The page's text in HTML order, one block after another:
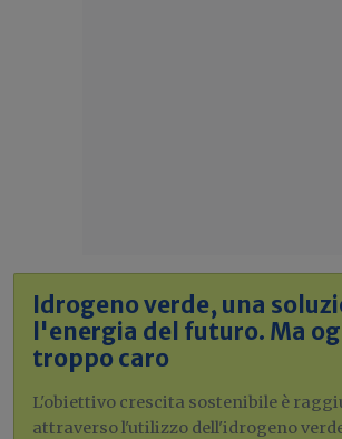
Idrogeno verde, una
l'energia del futuro. Ma
troppo caro
L'obiettivo crescita sostenibile è
attraverso l'utilizzo dell'idrogeno